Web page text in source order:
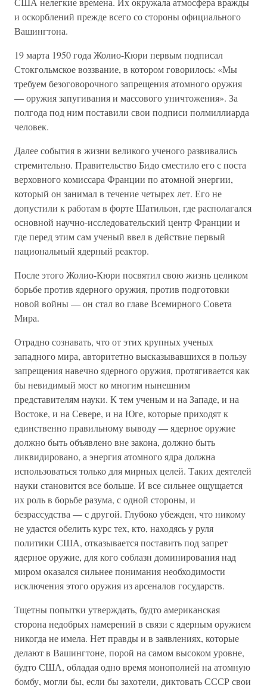
и оскорблений прежде всего со стороны официального
Вашингтона.
19 марта 1950 года Жолио-Кюри первым подписал
Стокгольмское воззвание, в котором говорилось: «Мы
требуем безоговорочного запрещения атомного оружия
— оружия запугивания и массового уничтожения». За
полгода под ним поставили свои подписи полмиллиарда
человек.
Далее события в жизни великого ученого развивались
стремительно. Правительство Бидо сместило его с поста
верховного комиссара Франции по атомной энергии,
который он занимал в течение четырех лет. Его не
допустили к работам в форте Шатильон, где располагался
основной научно-исследовательский центр Франции и
где перед этим сам ученый ввел в действие первый
национальный ядерный реактор.
После этого Жолио-Кюри посвятил свою жизнь целиком
борьбе против ядерного оружия, против подготовки
новой войны — он стал во главе Всемирного Совета
Мира.
Отрадно сознавать, что от этих крупных ученых
западного мира, авторитетно высказывавшихся в пользу
запрещения навечно ядерного оружия, протягивается как
бы невидимый мост ко многим нынешним
представителям науки. К тем ученым и на Западе, и на
Востоке, и на Севере, и на Юге, которые приходят к
единственно правильному выводу — ядерное оружие
должно быть объявлено вне закона, должно быть
ликвидировано, а энергия атомного ядра должна
использоваться только для мирных целей. Таких деятелей
науки становится все больше. И все сильнее ощущается
их роль в борьбе разума, с одной стороны, и
безрассудства — с другой. Глубоко убежден, что никому
не удастся обелить курс тех, кто, находясь у руля
политики США, отказывается поставить под запрет
ядерное оружие, для кого соблазн доминирования над
миром оказался сильнее понимания необходимости
исключения этого оружия из арсеналов государств.
Тщетны попытки утверждать, будто американская
сторона недобрых намерений в связи с ядерным оружием
никогда не имела. Нет правды и в заявлениях, которые
делают в Вашингтоне, порой на самом высоком уровне,
будто США, обладая одно время монополией на атомную
бомбу, могли бы, если бы захотели, диктовать СССР свои